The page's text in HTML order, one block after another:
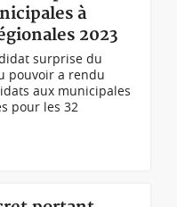
à
2023
surprise du
pouvoir a rendu
aux municipales
pour les 32